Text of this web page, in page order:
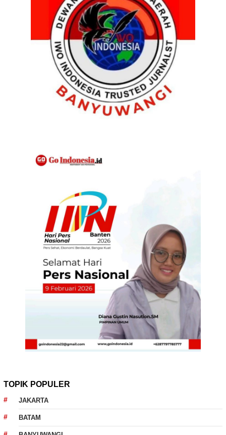
TOPIK POPULER
JAKARTA
BATAM